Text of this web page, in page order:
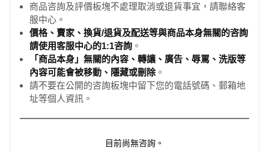
商品咨詢及評價板塊不處理取消或退貨事宜，請聯絡客
服中心。
價格、賣家、換貨/退貨及配送等與商品本身無關的咨詢
請使用客服中心的1:1咨詢 。
「商品本身」無關的內容、轉讓、廣告、辱罵、洗版等
內容可能會被移動、隱藏或刪除。
請不要在公開的咨詢板塊中留下您的電話號碼、郵箱地
址等個人資訊。
目前尚無咨詢。